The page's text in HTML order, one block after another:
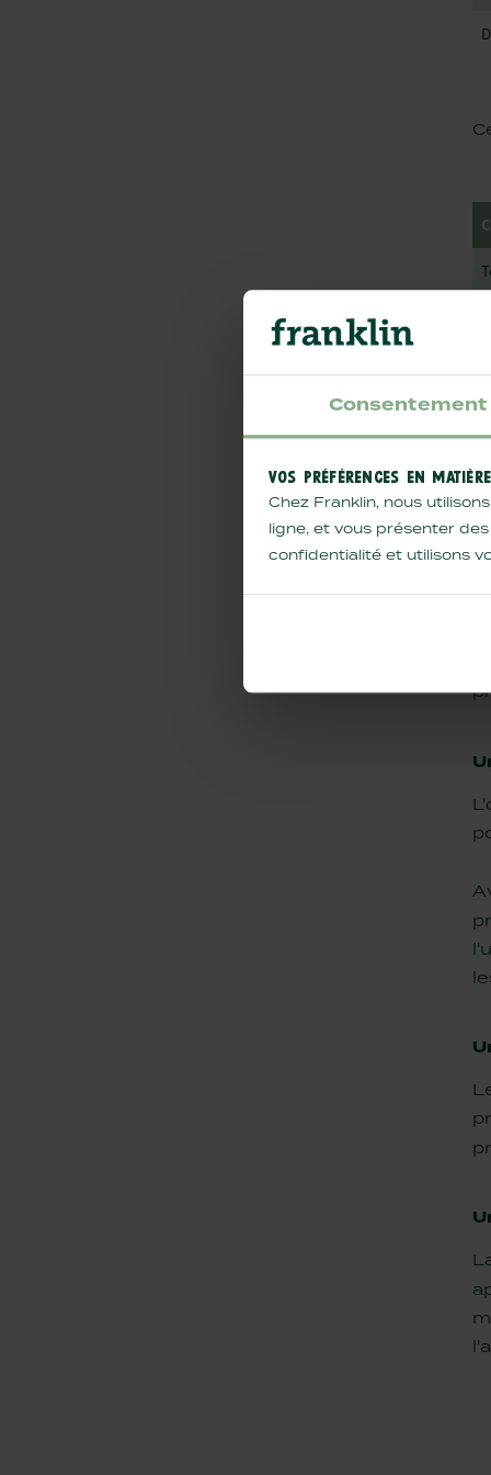
Consentement
VOS PRÉFÉRENCES EN
Chez Franklin, nous
ligne, et vous présenter
confidentialité et utilisons